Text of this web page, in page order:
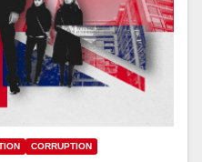
CORRUPTION